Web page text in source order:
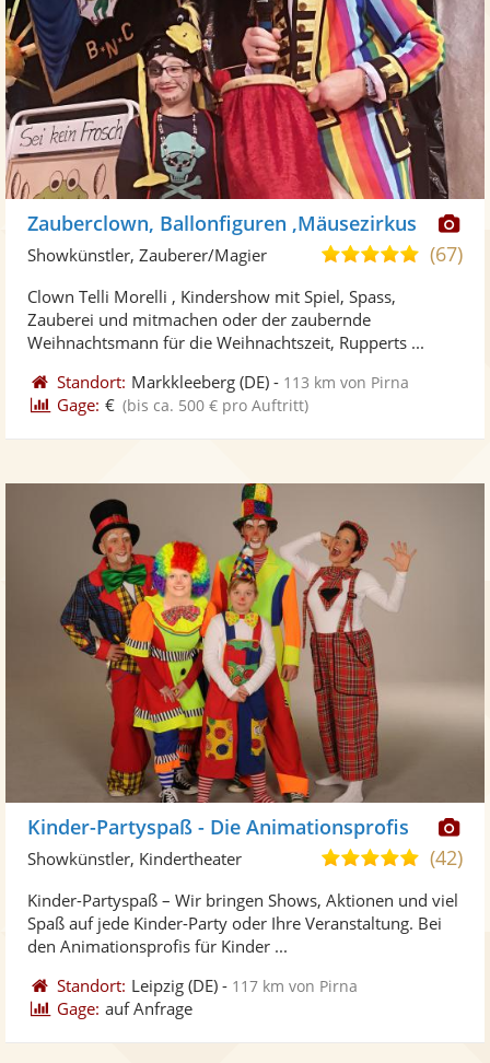
Zauberclown, Ballonfiguren ,Mäusezirkus
4,8(67)
Showkünstler, Zauberer/Magier
Clown Telli Morelli , Kindershow mit Spiel, Spass,
Zauberei und mitmachen oder der zaubernde
Weihnachtsmann für die Weihnachtszeit, Rupperts ...
Standort: Markkleeberg (DE) - 113 km von Pirna
Gage: € (bis ca. 500 € pro Auftritt)
Kinder-Partyspaß - Die Animationsprofis
5,0
5
(42)
Showkünstler, Kindertheater
Kinder-Partyspaß – Wir bringen Shows, Aktionen und viel
Spaß auf jede Kinder-Party oder Ihre Veranstaltung. Bei
den Animationsprofis für Kinder ...
Standort: Leipzig (DE) - 117 km von Pirna
Gage: auf Anfrage